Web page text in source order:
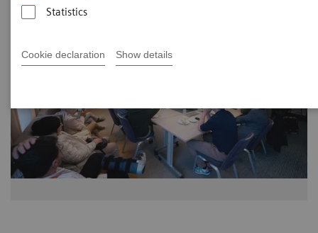
Statistics
Cookie declaration Show details